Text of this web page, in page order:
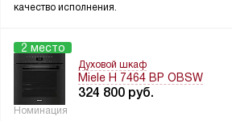
качество исполнения.
2 место
Духовой шкаф
Miele H 7464 BP OBSW
324 800 руб.
Номинация